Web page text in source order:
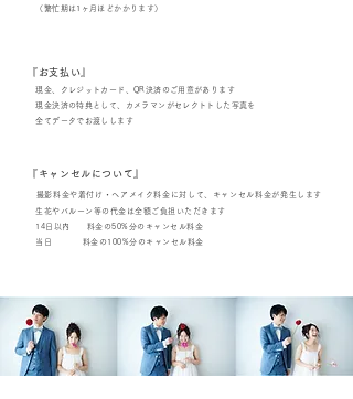
（ 繁忙期は1ヶ月ほどかかります ）
『お支払い
現金、クレジットカード、QR決済のご用意があります
現金決済の特典として、カメラマンがセレクトトした写真を
全てデータでお渡しします
『キャ ンセルについて』
撮影料金や着付け・ヘアメイク料金に対して、キャンセル料金が発生します
生花やバルーン等の代金は全額ご負担いただきます
14日以内 料金の50%分のキャンセル料金
当日 料金の100%分のキャンセル料金